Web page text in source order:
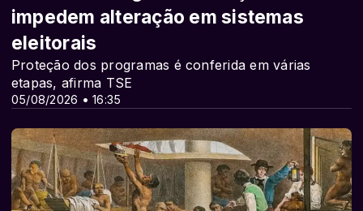
05/08/2026 • 16:35
impedem alteração em sistemas
eleitorais
Proteção dos programas é conferida em várias
etapas, afirma TSE